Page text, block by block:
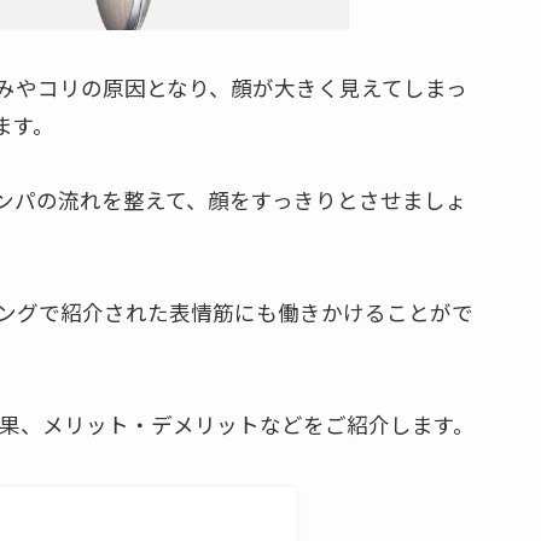
コリの原因となり、顔が大きく見えてしまっ
。
の流れを整えて、顔をすっきりとさせましょ
グで紹介された表情筋にも働きかけることがで
、メリット・デメリットなどをご紹介します。